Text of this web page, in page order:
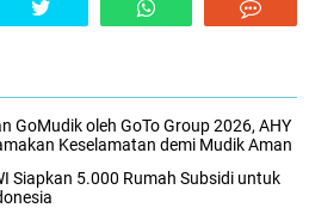
GoMudik oleh GoTo Group 2026, AHY
Keselamatan demi Mudik Aman
Siapkan 5.000 Rumah Subsidi untuk